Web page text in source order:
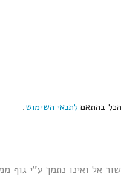
בהתאם לתנאי השימוש.